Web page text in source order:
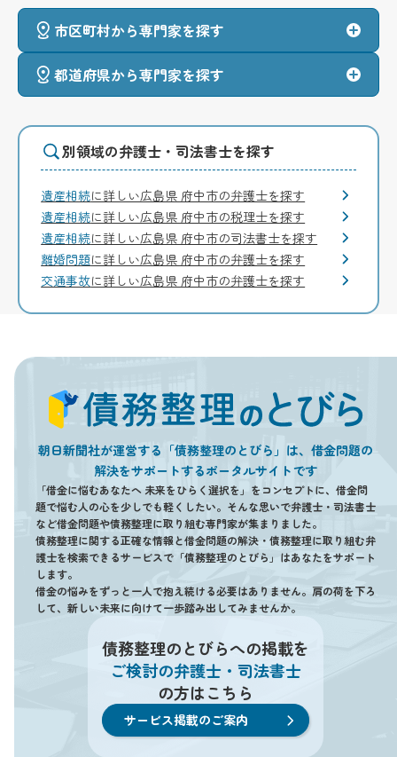
市区町村から専門家を探す
都道府県から専門家を探す
別領域の弁護士・司法書士を探す
遺産相続に詳しい広島県 府中市の弁護士を探す
遺産相続に詳しい広島県 府中市の税理士を探す
遺産相続に詳しい広島県 府中市の司法書士を探す
離婚問題に詳しい広島県 府中市の弁護士を探す
交通事故に詳しい広島県 府中市の弁護士を探す
朝日新聞社が運営する「債務整理のとびら」は、借金問題の
解決をサポートするポータルサイトです
「借金に悩むあなたへ 未来をひらく選択を」をコンセプトに、借金問
題で悩む人の心を少しでも軽くしたい。そんな思いで弁護士・司法書士
など借金問題や債務整理に取り組む専門家が集まりました。
債務整理に関する正確な情報と借金問題の解決・債務整理に取り組む弁
護士を検索できるサービスで「債務整理のとびら」はあなたをサポート
します。
借金の悩みをずっと一人で抱え続ける必要はありません。肩の荷を下ろ
して、新しい未来に向けて一歩踏み出してみませんか。
債務整理のとびらへの掲載を
ご検討の弁護士・司法書士
の方はこちら
サービス掲載のご案内